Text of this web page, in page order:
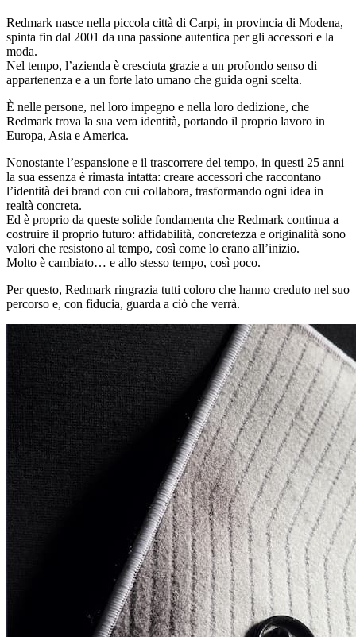
Redmark nasce nella piccola città di Carpi, in provincia di Modena,
spinta fin dal 2001 da una passione autentica per gli accessori e la
moda.
Nel tempo, l’azienda è cresciuta grazie a un profondo senso di
appartenenza e a un forte lato umano che guida ogni scelta.
È nelle persone, nel loro impegno e nella loro dedizione, che
Redmark trova la sua vera identità, portando il proprio lavoro in
Europa, Asia e America.
Nonostante l’espansione e il trascorrere del tempo, in questi 25 anni
la sua essenza è rimasta intatta: creare accessori che raccontano
l’identità dei brand con cui collabora, trasformando ogni idea in
realtà concreta.
Ed è proprio da queste solide fondamenta che Redmark continua a
costruire il proprio futuro: affidabilità, concretezza e originalità sono
valori che resistono al tempo, così come lo erano all’inizio.
Molto è cambiato… e allo stesso tempo, così poco.
Per questo, Redmark ringrazia tutti coloro che hanno creduto nel suo
percorso e, con fiducia, guarda a ciò che verrà.